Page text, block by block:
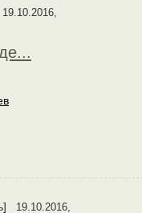
19.10.2016,
19.10.2016,